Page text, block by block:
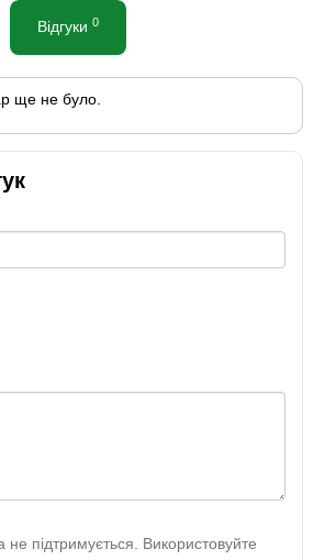
Відгуки 0
ще не було.
не підтримується. Використовуйте